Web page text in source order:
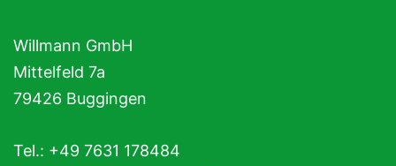
Willmann GmbH
Mittelfeld 7a
79426 Buggingen
Tel.: +49 7631 178484